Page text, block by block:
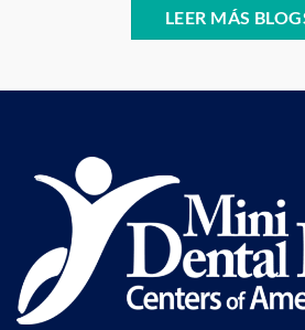
LEER MÁS